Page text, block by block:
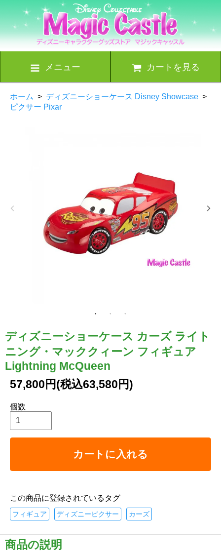
メニュー カートを見る
ホーム > ディズニーショーケース Disney Showcase >
ピクサー Pixar
ディズニーショーケース カーズ ライト
ニング・マッククィーン フィギュア
Lightning McQueen
57,800円(税込63,580円)
個数
カートに入れる
この商品に登録されているタグ
フィギュア ディズニーピクサー カーズ
商品の説明